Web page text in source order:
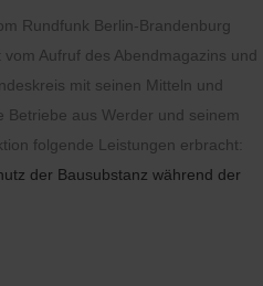
Rundfunk Berlin-Brandenburg
Aufruf des Abendmagazins und
mit seinen Mitteln und
aus Werder und seinem
folgende Leistungen erbracht:
der Bausubstanz während der